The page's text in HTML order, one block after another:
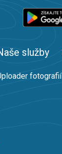
služby
fotografií